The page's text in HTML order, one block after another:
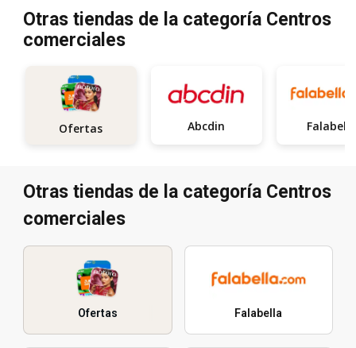
Otras tiendas de la categoría Centros
comerciales
Ofertas Abcdin
Otras tiendas de la categoría Centros
comerciales
Ofertas Falabella